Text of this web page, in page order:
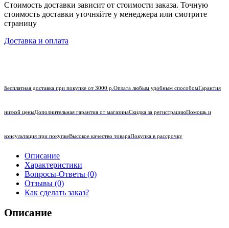
Стоимость доставки зависит от стоимости заказа. Точную
стоимость доставки уточняйте у менеджера или смотрите
страницу
Доставка и оплата
Бесплатная доставка при покупке от 3000 р. Оплата любым удобным способомГарантия
низкой ценыДополнительная гарантия от магазинаСкидка за регистрациюПомощь и
консультация при покупкеВысокое качество товараПокупка в рассрочку
Описание
Характеристики
Вопросы-Ответы (0)
Отзывы (0)
Как сделать заказ?
Описание